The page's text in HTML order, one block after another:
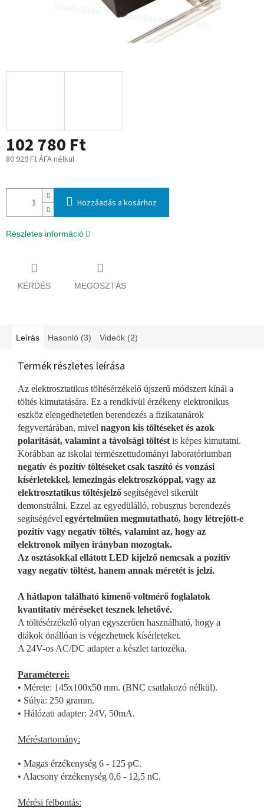
102 780 Ft
80 929 Ft ÁFA nélkül
Hozzáadás a kosárhoz
Részletes információ
KÉRDÉS MEGOSZTÁS
Leírás Hasonló (3) Videók (2)
Termék részletes leírása
Az elektrosztatikus töltésérzékelő újszerű módszert kínál a
töltés kimutatására. Ez a rendkívül érzékeny elektronikus
eszköz elengedhetetlen berendezés a fizikatanárok
fegyvertárában, mivel nagyon kis töltéseket és azok
polaritását, valamint a távolsági töltést is képes kimutatni.
Korábban az iskolai természettudományi laboratóriumban
negatív és pozitív töltéseket csak taszító és vonzási
kísérletekkel, lemezingás elektroszkóppal, vagy az
elektrosztatikus töltésjelző segítségével sikerült
demonstrálni. Ezzel az egyedülálló, robusztus berendezés
segítségével egyértelműen megmutatható, hogy létrejött-e
pozitív vagy negatív töltés, valamint az, hogy az
elektronok milyen irányban mozogtak.
Az osztásokkal ellátott LED kijelző nemcsak a pozitív
vagy negatív töltést, hanem annak méretét is jelzi.
A hátlapon található kimenő voltmérő foglalatok
kvantitatív méréseket tesznek lehetővé.
A töltésérzékelő olyan egyszerűen használható, hogy a
diákok önállóan is végezhetnek kísérleteket.
A 24V-os AC/DC adapter a készlet tartozéka.
Paraméterei:
• Mérete: 145x100x50 mm. (BNC csatlakozó nélkül).
• Súlya: 250 gramm.
• Hálózati adapter: 24V, 50mA.
Méréstartomány:
• Magas érzékenység 6 - 125 pC.
• Alacsony érzékenység 0,6 - 12,5 nC.
Mérési felbontás: